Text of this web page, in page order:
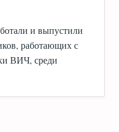
и выпустили
работающих с
ВИЧ, среди